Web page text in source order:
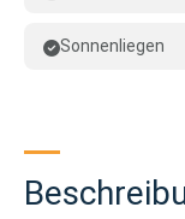
Sonnenliegen